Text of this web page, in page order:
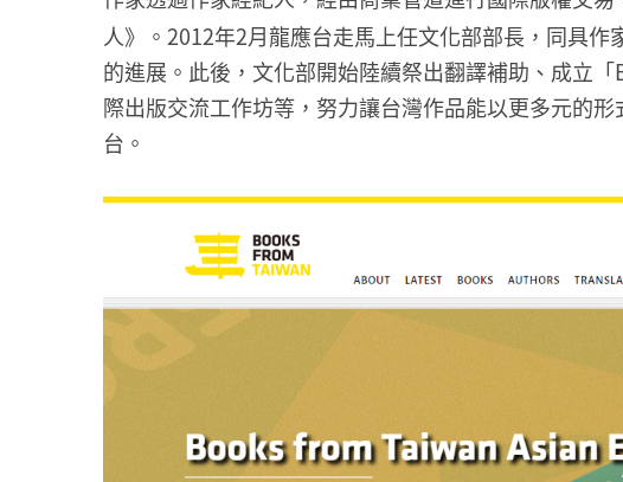
人》。2012年2月龍應台走馬上任文化部部長，同具
的進展。此後，文化部開始陸續祭出翻譯補助、成立
際出版交流工作坊等，努力讓台灣作品能以更多元的
台。